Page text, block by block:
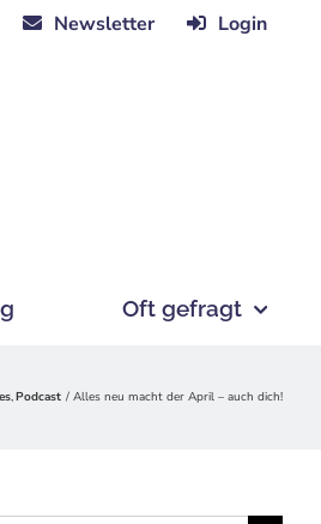
Newsletter Login
Oft gefragt
Podcast Alles neu macht der April – auch dich!